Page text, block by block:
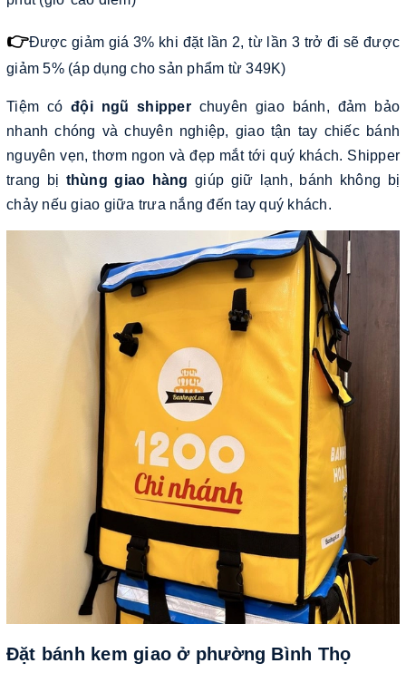
👉Được giảm giá 3% khi đặt lần 2, từ lần 3 trở đi sẽ được
giảm 5% (áp dụng cho sản phẩm từ 349K)
Tiệm cóđội ngũ shipperchuyên giao bánh, đảm bảo
nhanh chóng và chuyên nghiệp, giao tận tay chiếc bánh
nguyên vẹn, thơm ngon và đẹp mắt tới quý khách. Shipper
trang bị thùng giao hàng giúp giữ lạnh, bánh không bị
chảy nếu giao giữa trưa nắng đến tay quý khách.
Đặt bánh kem giao ở phường Bình Thọ